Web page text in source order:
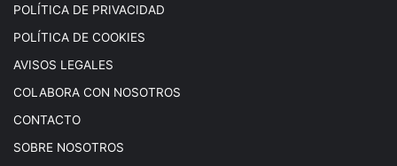
POLÍTICA DE PRIVACIDAD
POLÍTICA DE COOKIES
AVISOS LEGALES
COLABORA CON NOSOTROS
CONTACTO
SOBRE NOSOTROS